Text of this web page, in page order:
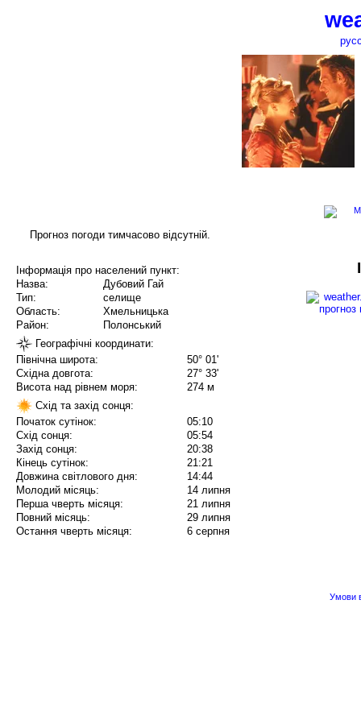
Прогноз погоди тимчасово відсутній.
Інформація про населений пункт:
Назва:
Дубовий Гай
Тип:
селище
Область:
Хмельницька
Район:
Полонський
Географічні координати:
Північна широта:
50° 01'
Східна довгота:
27° 33'
Висота над рівнем моря:
274 м
Схід та захід сонця:
Початок сутінок:
05:10
Схід сонця:
05:54
Захід сонця:
20:38
Кінець сутінок:
21:21
Довжина світлового дня:
14:44
Молодий місяць:
14 липня
Перша чверть місяця:
21 липня
Повний місяць:
29 липня
Остання чверть місяця:
6 серпня
Умови